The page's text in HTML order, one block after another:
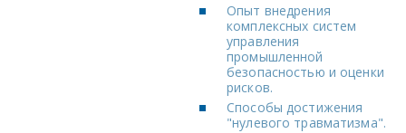
Опыт внедрения
комплексных систем
управления
промышленной
безопасностью и оценки
рисков.
Способы достижения
"нулевого травматизма".